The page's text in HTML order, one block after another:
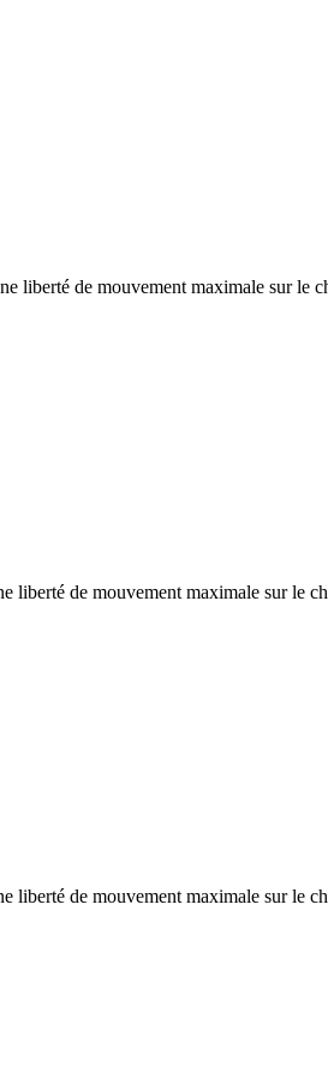
liberté de mouvement maximale sur le
liberté de mouvement maximale sur le
liberté de mouvement maximale sur le